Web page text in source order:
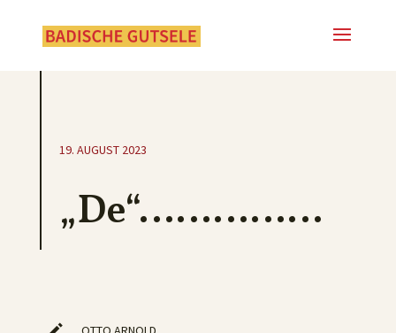
19. AUGUST 2023
„De“……………